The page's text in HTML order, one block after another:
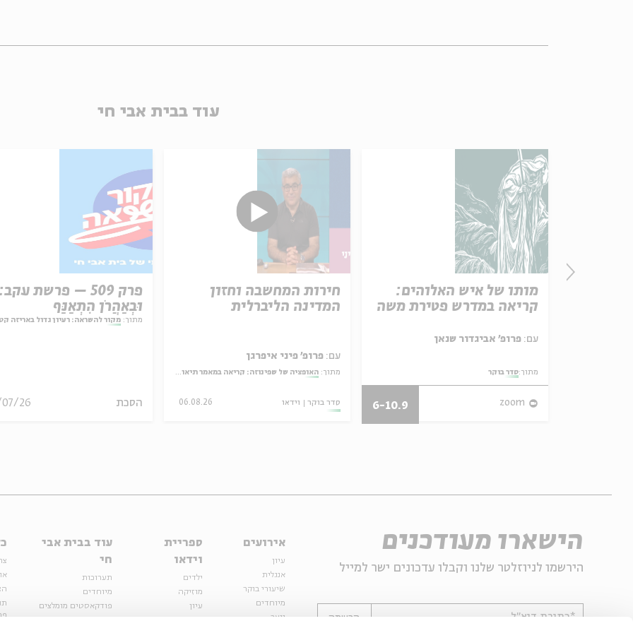
עוד בבית אבי חי
פרק 509 – פרשת עקב:
וּבְאַהֲרֹן הִתְאַנַּף
מתוך: מקור להשראה: רעיון גדול באריזה
הסכת 26
חירות המחשבה וחזון
המדינה הליברלית
עם: פרופ' פיני איפרגן
מתוך: האופציה של שפינוזה: קריאה במאמר תיאולוגי־מדיני
סדר בוקר וידאו 06.08.26
מותו של איש האלוהים:
קריאה במדרש פטירת משה
עם:
מתוך:סדר בוקר
zoom
6-10.9
הישארו מעודכנים
הירשמו לניוזלטר שלנו וקבלו עדכונים ישר למייל
*כתובת דוא"ל הרשמה
אירועים
עיון
אנגלית
שיעורי בוקר
מיוחדים
נוער
ספריית
וידאו
ילדים
מוזיקה
עיון
עוד בבית אבי
חי
תערוכות
מיוחדים
פודקאסטים מומלצים